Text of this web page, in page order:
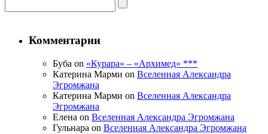
Комментарии
Буба on «Курара» – «Архимед» ***
Катерина Марми on Вселенная Александра
Эгромжана
Катерина Марми on Вселенная Александра
Эгромжана
Елена on Вселенная Александра Эгромжана
Гульнара on Вселенная Александра Эгромжана